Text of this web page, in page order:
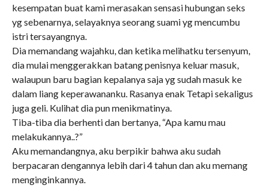
kesempatan buat kami merasakan sensasi hubungan seks
yg sebenarnya, selayaknya seorang suami yg mencumbu
istri tersayangnya.
Dia memandang wajahku, dan ketika melihatku tersenyum,
dia mulai menggerakkan batang penisnya keluar masuk,
walaupun baru bagian kepalanya saja yg sudah masuk ke
dalam liang keperawananku. Rasanya enak Tetapi sekaligus
juga geli. Kulihat dia pun menikmatinya.
Tiba-tiba dia berhenti dan bertanya, “Apa kamu mau
melakukannya..?”
Aku memandangnya, aku berpikir bahwa aku sudah
berpacaran dengannya lebih dari 4 tahun dan aku memang
menginginkannya.